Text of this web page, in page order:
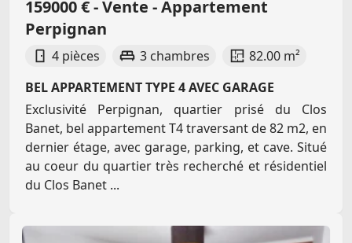
159000 € - Vente - Appartement
Perpignan
4 pièces 3 chambres
82.00 m²
BEL APPARTEMENT TYPE 4 AVEC GARAGE
Exclusivité Perpignan, quartier prisé du Clos
Banet, bel appartement T4 traversant de 82 m2, en
dernier étage, avec garage, parking, et cave. Situé
au coeur du quartier très recherché et résidentiel
du Clos Banet ...